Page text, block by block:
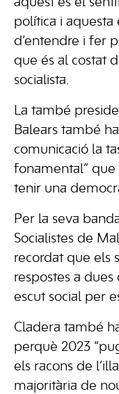
aquest és el
política i aquesta
d’entendre i fer
que és al costat
socialista.
La també
Balears també
comunicació la
fonamental” que
tenir una
Per la seva
Socialistes de
recordat que els
respostes a dues
escut social per
Cladera també
perquè 2023
els racons de
majoritària de